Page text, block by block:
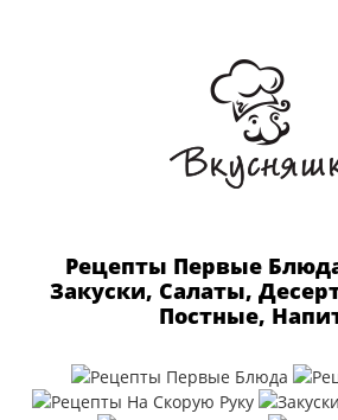
Рецепты Первые
Закуски, Салаты,
Постные,